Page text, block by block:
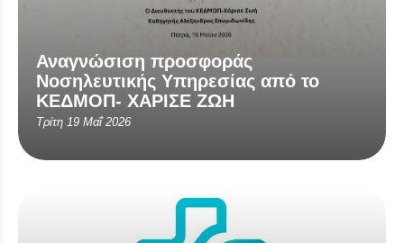
Αναγνώσιση προσφοράς
Νοσηλευτικής Υπηρεσίας από το
ΚΕΔΜΟΠ- ΧΑΡΙΣΕ ΖΩΗ
Τρίτη 19 Μαΐ 2026